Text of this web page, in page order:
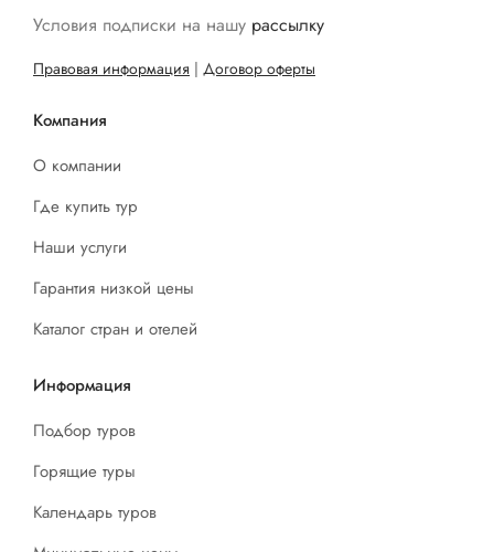
Условия подписки на нашу рассылку
Правовая информация | Договор оферты
Компания
О компании
Где купить тур
Наши услуги
Гарантия низкой цены
Каталог стран и отелей
Информация
Подбор туров
Горящие туры
Календарь туров